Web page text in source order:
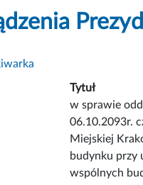
Tytuł
w sprawie
06.10.2093r.
Miejskiej
budynku przy
wspólnych